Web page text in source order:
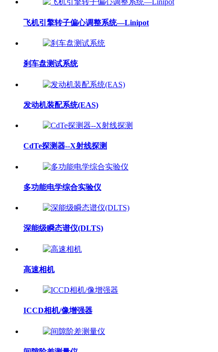
飞机引擎转子偏心调整系统—Linipot
刹车盘测试系统
发动机装配系统(EAS)
CdTe探测器--X射线探测
多功能电学综合实验仪
深能级瞬态谱仪(DLTS)
高速相机
ICCD相机/像增强器